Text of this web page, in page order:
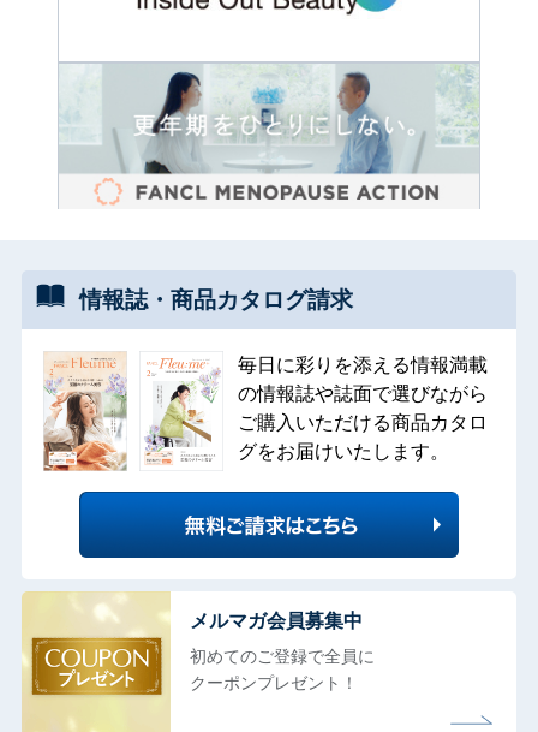
情報誌・ 商品カタログ請求
毎日に彩りを添える情報満載
の情報誌や誌面で選びながら
ご購入いただける商品カタロ
グをお届けいたします。
メルマガ会員募集中
初めてのご登録で全員に
クーポンプレゼント！